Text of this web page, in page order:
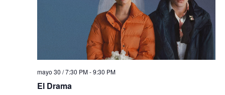
mayo 30 / 7:30 PM-9:30 PM
El Drama